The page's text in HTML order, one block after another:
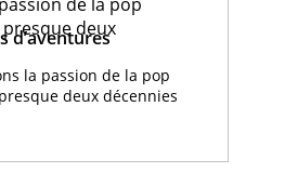
d’aventures
la passion de la pop
deux décennies